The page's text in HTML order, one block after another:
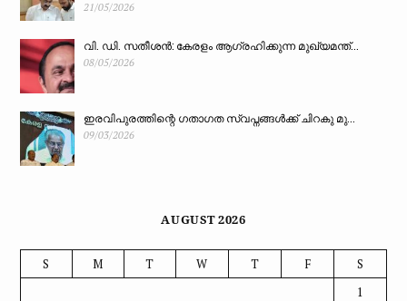
21/05/2026
വി. ഡി. സതീശൻ: കേരളം ആഗ്രഹിക്കുന്ന മുഖ്യമന്ത്...
08/05/2026
ഇരവിപുരത്തിന്റെ ഗതാഗത സ്വപ്നങ്ങൾക്ക് ചിറകു മു...
09/03/2026
AUGUST 2026
S M T W T F
S
1